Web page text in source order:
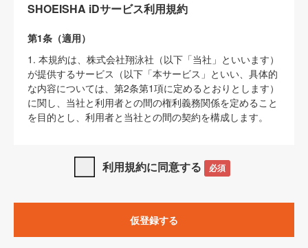
SHOEISHA iDサービス利用規約
第1条（適用）
1. 本規約は、株式会社翔泳社（以下「当社」といいます）
が提供するサービス（以下「本サービス」といい、具体的
な内容については、第2条第1項に定めるとおりとします）
に関し、当社と利用者との間の権利義務関係を定めること
を目的とし、利用者と当社との間の契約を構成します。
SHOEISHA iDプライバシーポリシー」及び「
サイト上でのデータの利用について（Cookieポリシー）
3. 本規約の内容と、前項に記載する定めその他当社が定め
利用規約に同意する 必須
仮登録する